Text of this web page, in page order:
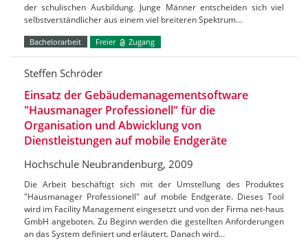
der schulischen Ausbildung. Junge Männer entscheiden sich viel
selbstverständlicher aus einem viel breiteren Spektrum…
Bachelorarbeit Freier Zugang
Steffen Schröder
Einsatz der Gebäudemanagementsoftware
"Hausmanager Professionell" für die
Organisation und Abwicklung von
Dienstleistungen auf mobile Endgeräte
Hochschule Neubrandenburg, 2009
Die Arbeit beschäftigt sich mit der Umstellung des Produktes
"Hausmanager Professionell" auf mobile Endgeräte. Dieses Tool
wird im Facility Management eingesetzt und von der Firma net-haus
GmbH angeboten. Zu Beginn werden die gestellten Anforderungen
an das System definiert und erläutert. Danach wird…